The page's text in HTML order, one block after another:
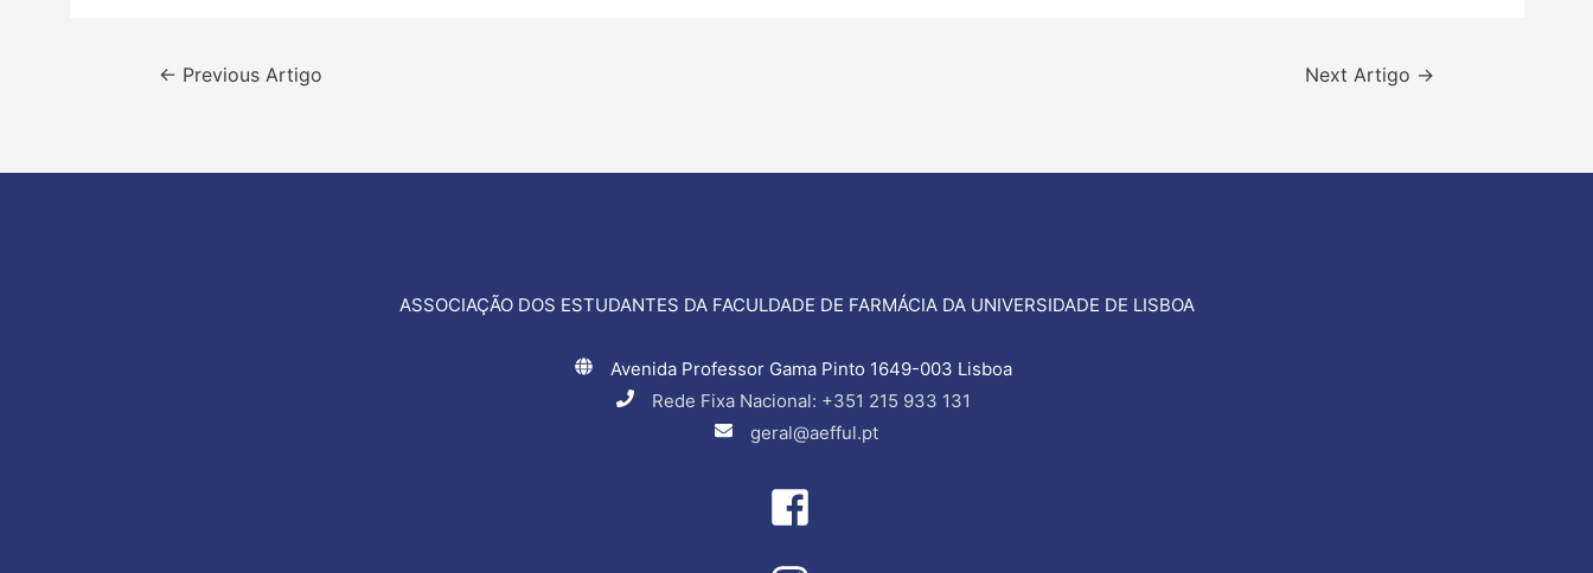
Navegação
← Previous Artigo Next Artigo →
ASSOCIAÇÃO DOS ESTUDANTES DA FACULDADE DE FARMÁCIA DA UNIVERSIDADE DE LISBOA
Avenida Professor Gama Pinto 1649-003 Lisboa
Rede Fixa Nacional: +351 215 933 131
geral@aefful.pt